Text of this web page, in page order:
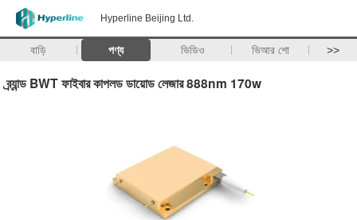
Hyperline Beijing Ltd.
বাড়ি পণ্য ভিডিও ভিআর শো >>
ব্র্যান্ড BWT ফাইবার কাপলড ডায়োড লেজার 888nm 170w